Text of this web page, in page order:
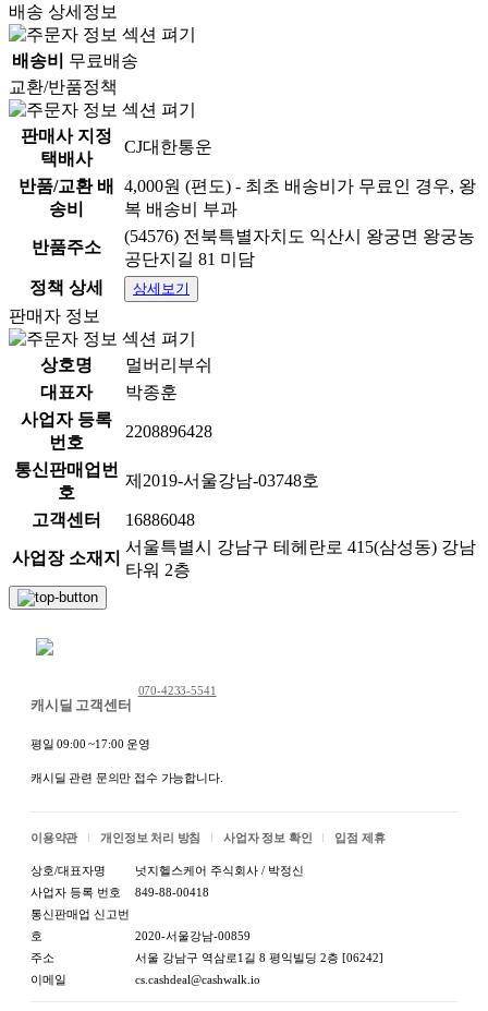
배송 상세정보
배송비
무료배송
교환/반품정책
판매사 지정
택배사
CJ대한통운
반품/교환 배
송비
4,000원 (편도) - 최초 배송비가 무료인 경우, 왕
복 배송비 부과
반품주소
(54576) 전북특별자치도 익산시 왕궁면 왕궁농
공단지길 81 미담
정책 상세
상세보기
판매자 정보
상호명
멀버리부쉬
대표자
박종훈
사업자 등록
번호
2208896428
통신판매업번
호
제2019-서울강남-03748호
고객센터 16886048
사업장 소재지
서울특별시 강남구 테헤란로 415(삼성동) 강남
타워 2층
캐시딜 고객센터
070-4233-5541
평일 09:00 ~17:00 운영
캐시딜 관련 문의만 접수 가능합니다.
이용약관 개인정보 처리 방침 사업자 정보 확인 입점 제휴
상호/대표자명
넛지헬스케어 주식회사 / 박정신
사업자 등록 번호
849-88-00418
통신판매업 신고번
호
2020-서울강남-00859
주소
서울 강남구 역삼로1길 8 평익빌딩 2층 [06242]
이메일
cs.cashdeal@cashwalk.io